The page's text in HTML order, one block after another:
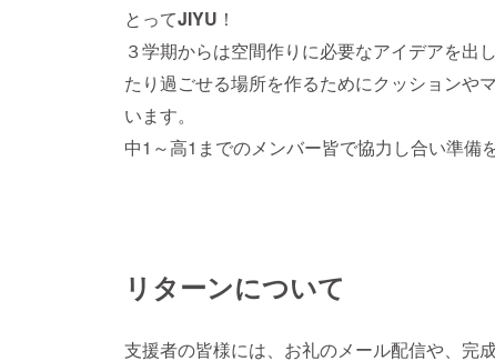
とってJIYU ！
３学期からは空間作りに必要なアイデアを出
たり過ごせる場所を作るためにクッションや
います。
中1～高1までのメンバー皆で協力し合い準備
リターンについて
支援者の皆様には、お礼のメール配信や、完